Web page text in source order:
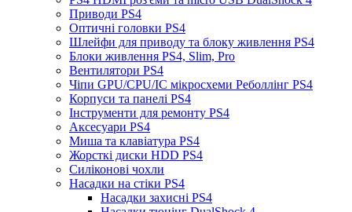
Приводи PS4
Оптичні головки PS4
Шлейфи для приводу та блоку живлення PS4
Блоки живлення PS4, Slim, Pro
Вентилятори PS4
Чіпи GPU/CPU/IC мікросхеми Реболлінг PS4
Корпуси та панелі PS4
Інструменти для ремонту PS4
Аксесуари PS4
Миша та клавіатура PS4
Жорсткі диски HDD PS4
Силіконові чохли
Насадки на стіки PS4
Насадки захисні PS4